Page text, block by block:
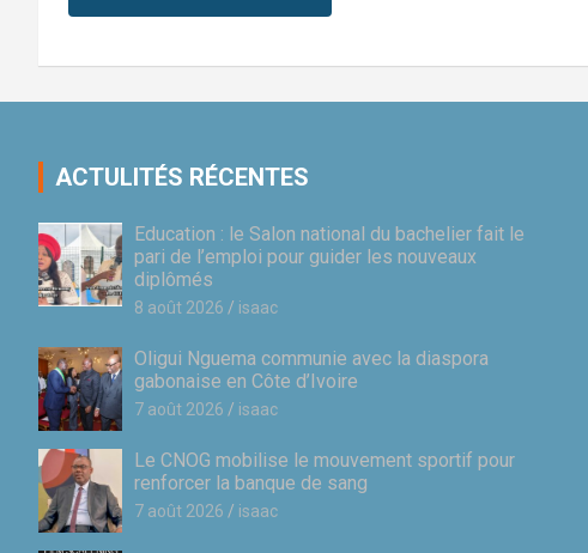
ACTULITÉS RÉCENTES
Education : le Salon national du bachelier fait le
pari de l’emploi pour guider les nouveaux
diplômés
8 août 2026 isaac
Oligui Nguema communie avec la diaspora
gabonaise en Côte d’Ivoire
7 août 2026 isaac
Le CNOG mobilise le mouvement sportif pour
renforcer la banque de sang
7 août 2026 isaac